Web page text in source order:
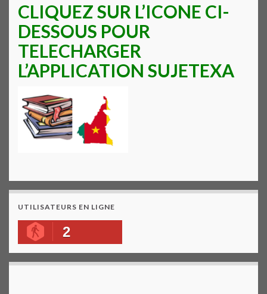
CLIQUEZ SUR L’ICONE CI-
DESSOUS POUR
TELECHARGER
L’APPLICATION SUJETEXA
UTILISATEURS EN LIGNE
2